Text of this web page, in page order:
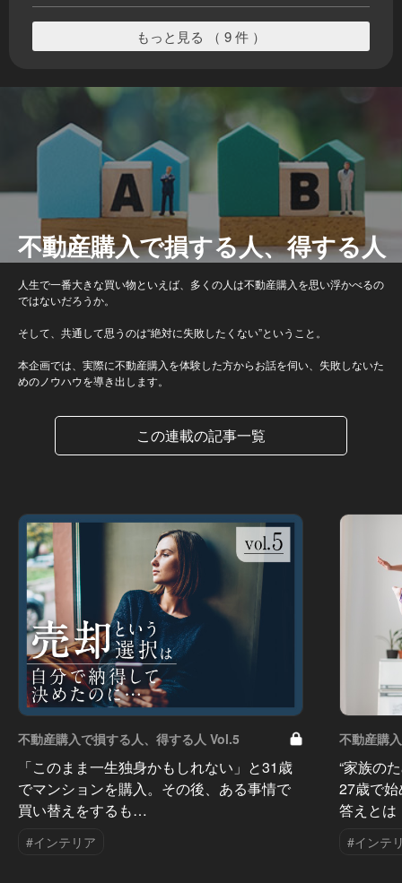
もっと見る （ 9 件 ）
不動産購入で損する人、得する人
人生で一番大きな買い物といえば、多くの人は不動産購入を思い浮かべるの
ではないだろうか。
そして、共通して思うのは“絶対に失敗したくない”ということ。
本企画では、実際に不動産購入を体験した方からお話を伺い、失敗しないた
めのノウハウを導き出します。
この連載の記事一覧
不動産購入で損する人、得する人 Vol.5
「このまま一生独身かもしれない」と31歳
でマンションを購入。その後、ある事情で
買い替えをするも…
#インテリア
不動産購
“家族の
27歳で
答えとは
#インテ